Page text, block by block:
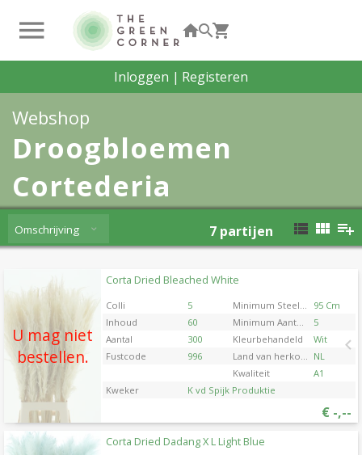
Inloggen | Registeren
Webshop
Droogbloemen
Cortederia
Omschrijving 7 partijen
U mag niet
bestellen.
Corta Dried Bleached White
Colli 5 Minimum Steellengte
95 Cm
Inhoud
60 Minimum Aantal Takken Per Plant
5
Aantal
300 Kleurbehandeld
Wit
Fustcode
996 Land van herkomst NL
Kwaliteit
A1
Kweker
K vd Spijk Produktie
€ -,--
Corta Dried Bleached White
U moet ingelogd zijn om te kunnen kopen.Klik hier
om in te loggen.
Corta Dried Dadang X L Light Blue
Corta Dried Dadang X L Light Blue